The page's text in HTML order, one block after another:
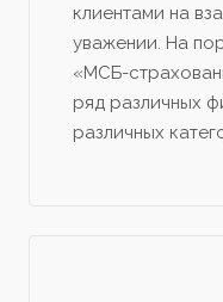
клиентами на
уважении. Hа
«МСБ-
ряд различных
различных